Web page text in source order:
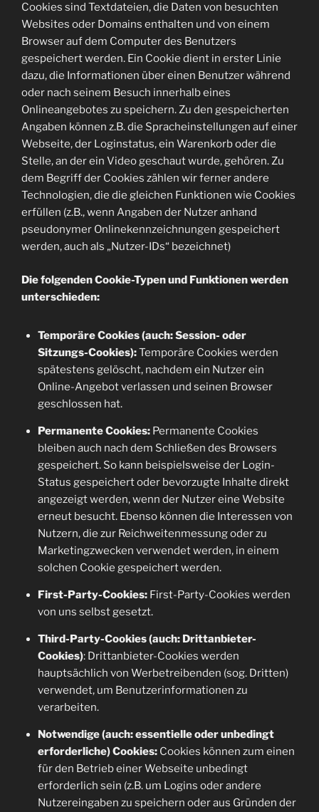
Cookies sind Textdateien, die Daten von besuchten
Websites oder Domains enthalten und von einem
Browser auf dem Computer des Benutzers
gespeichert werden. Ein Cookie dient in erster Linie
dazu, die Informationen über einen Benutzer während
oder nach seinem Besuch innerhalb eines
Onlineangebotes zu speichern. Zu den gespeicherten
Angaben können z.B. die Spracheinstellungen auf einer
Webseite, der Loginstatus, ein Warenkorb oder die
Stelle, an der ein Video geschaut wurde, gehören. Zu
dem Begriff der Cookies zählen wir ferner andere
Technologien, die die gleichen Funktionen wie Cookies
erfüllen (z.B., wenn Angaben der Nutzer anhand
pseudonymer Onlinekennzeichnungen gespeichert
werden, auch als „Nutzer-IDs“ bezeichnet)
Die folgenden Cookie-Typen und Funktionen werden
unterschieden:
Temporäre Cookies (auch: Session- oder
Sitzungs-Cookies):Temporäre Cookies werden
spätestens gelöscht, nachdem ein Nutzer ein
Online-Angebot verlassen und seinen Browser
geschlossen hat.
Permanente Cookies:Permanente Cookies
bleiben auch nach dem Schließen des Browsers
gespeichert. So kann beispielsweise der Login-
Status gespeichert oder bevorzugte Inhalte direkt
angezeigt werden, wenn der Nutzer eine Website
erneut besucht. Ebenso können die Interessen von
Nutzern, die zur Reichweitenmessung oder zu
Marketingzwecken verwendet werden, in einem
solchen Cookie gespeichert werden.
First-Party-Cookies:First-Party-Cookies werden
von uns selbst gesetzt.
Third-Party-Cookies (auch: Drittanbieter-
Cookies): Drittanbieter-Cookies werden
hauptsächlich von Werbetreibenden (sog. Dritten)
verwendet, um Benutzerinformationen zu
verarbeiten.
Notwendige (auch: essentielle oder unbedingt
erforderliche) Cookies:Cookies können zum einen
für den Betrieb einer Webseite unbedingt
erforderlich sein (z.B. um Logins oder andere
Nutzereingaben zu speichern oder aus Gründen der